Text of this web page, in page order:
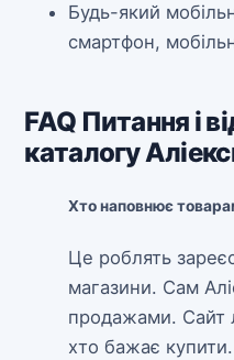
Будь-який
смартфон,
FAQ Питання і
каталогу
Хто наповнює
Це роблять
магазини. Сам
продажами. Сайт
хто бажає